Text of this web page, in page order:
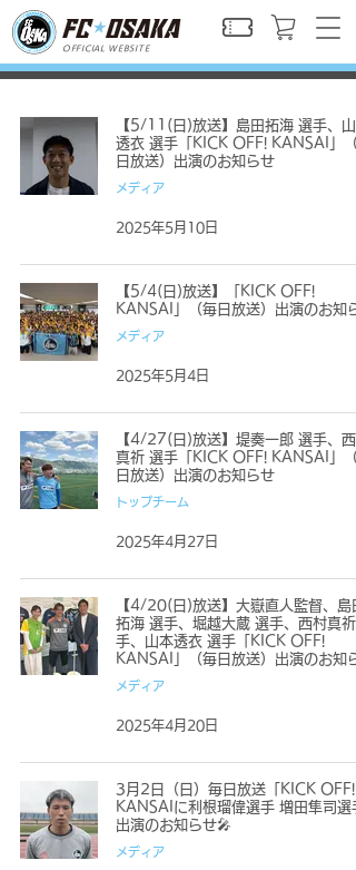
OFFICIAL WEBSITE
【5/11(日)放送】島田拓海 選手、山
透衣 選手「KICK OFF! KANSAI」（
日放送）出演のお知らせ
メディア
2025年5月10日
【5/4(日)放送】「KICK OFF!
KANSAI」（毎日放送）出演のお知
メディア
2025年5月4日
【4/27(日)放送】堤奏一郎 選手、西
真祈 選手「KICK OFF! KANSAI」（
日放送）出演のお知らせ
トップチーム
2025年4月27日
【4/20(日)放送】大嶽直人監督、島
拓海 選手、堀越大蔵 選手、西村真祈
手、山本透衣 選手「KICK OFF!
KANSAI」（毎日放送）出演のお知
メディア
2025年4月20日
3月2日（日）毎日放送「KICK OFF!
KANSAIに利根瑠偉選手 増田隼司選
出演のお知らせ🎤
メディア